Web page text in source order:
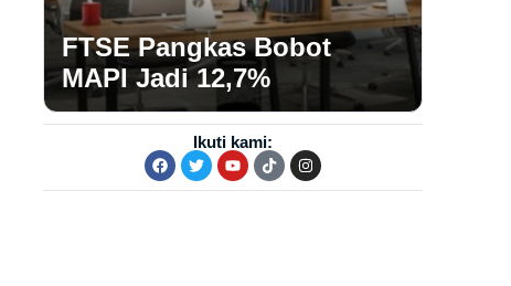
FTSE Pangkas Bobot
MAPI Jadi 12,7%
Ikuti kami: